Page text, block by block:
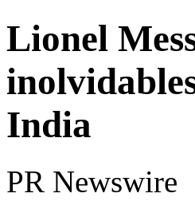
Lionel
India
PR Newswire